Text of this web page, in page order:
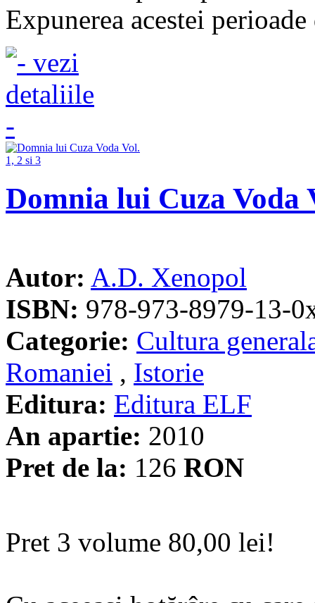
Expunerea acestei
Domnia lui Cuza Voda
Autor: A.D. Xenopol
ISBN: 978-973-8979-13-
Categorie: Cultura
Romaniei , Istorie
Editura: Editura ELF
An apartie: 2010
Pret de la: 126 RON
Pret 3 volume 80,00 lei!